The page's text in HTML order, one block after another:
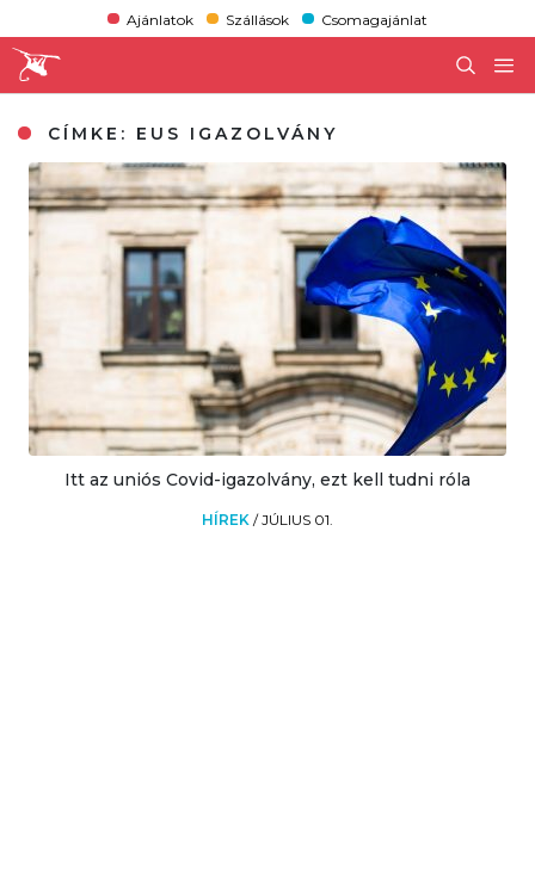
Ajánlatok Szállások Csomagajánlat
CÍMKE: EUS IGAZOLVÁNY
Itt az uniós Covid-igazolvány, ezt kell tudni róla
HÍREK /JÚLIUS 01.